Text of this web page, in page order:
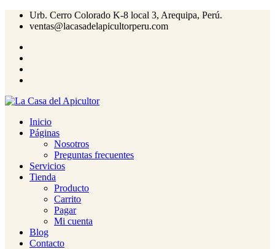
Urb. Cerro Colorado K-8 local 3, Arequipa, Perú.
ventas@lacasadelapicultorperu.com
Inicio
Páginas
Nosotros
Preguntas frecuentes
Servicios
Tienda
Producto
Carrito
Pagar
Mi cuenta
Blog
Contacto